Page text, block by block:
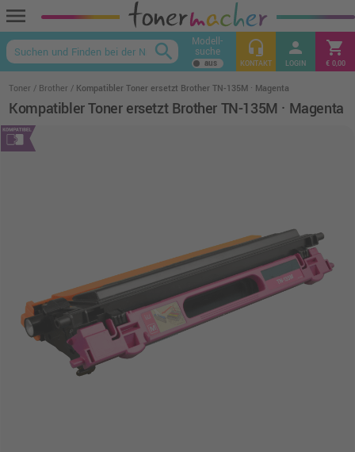
menu
keyboard_arrow_up
search Modell-
suche headset_mic
KONTAKT
person
LOGIN
shopping_cart
€ 0,00
Toner Brother Kompatibler Toner ersetzt Brother TN-135M · Magenta
Kompatibler Toner ersetzt Brother TN-135M · Magenta